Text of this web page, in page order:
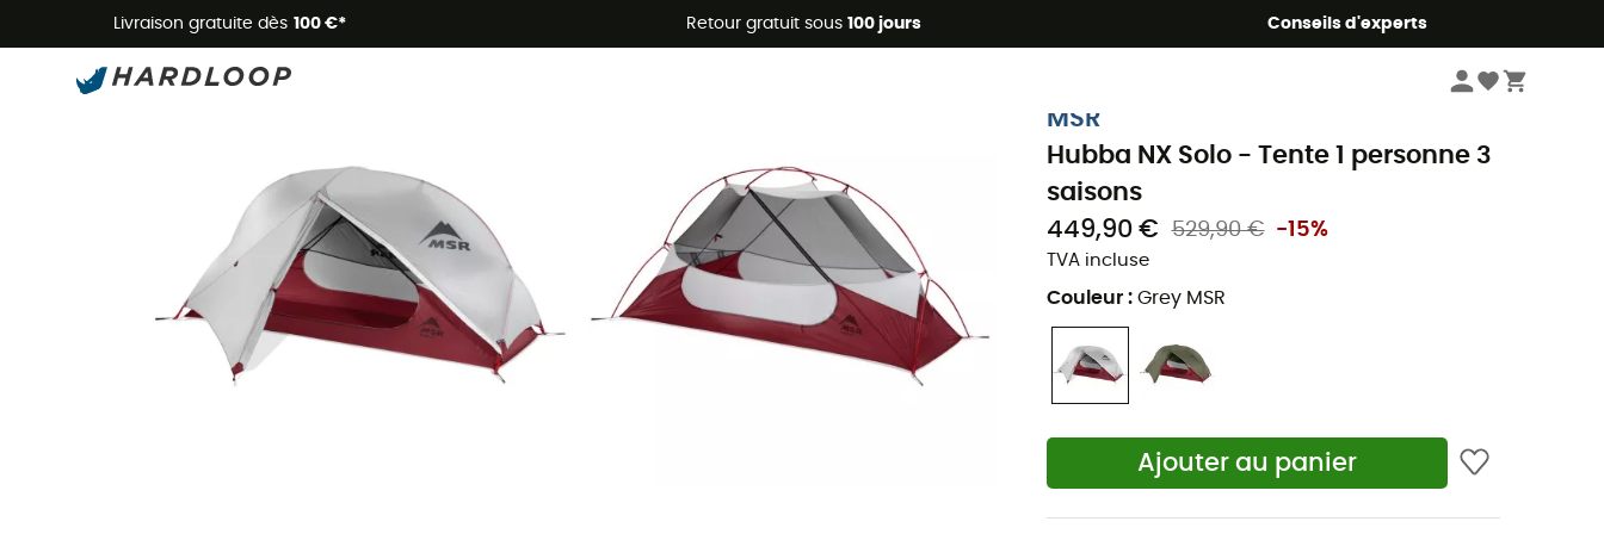
Livraison gratuite dès 100 €* Retour gratuit sous 100 jours Conseils d'experts
Promos d'été 🔥 -5 % EXTRA dès 2 produits* code Summer5
MSR
Hubba NX Solo - Tente 1 personne 3
saisons
449,90 €
529,90 € -15%
TVA incluse
Couleur : Grey MSR
Ajouter au panier